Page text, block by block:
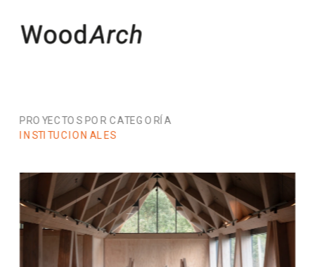
PROYECTOS POR CATEGORÍA
INSTITUCIONALES